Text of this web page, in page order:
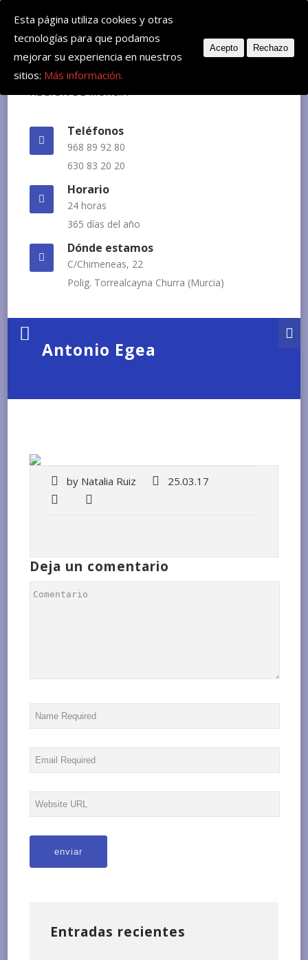
Deje su mensaje: huvemur@veterinariourgente.com
Teléfonos
968 89 92 80
630 83 20 20
Horario
24 horas
365 días del año
Dónde estamos
C/Chimeneas, 22
Polig. Torrealcayna Churra (Murcia)
Antonio Egea
by Natalia Ruiz 25.03.17
Deja un comentario
Entradas recientes
Esta página utiliza cookies y otras
tecnologías para que podamos
mejorar su experiencia en nuestros
sitios: Más información.
Acepto Rechazo